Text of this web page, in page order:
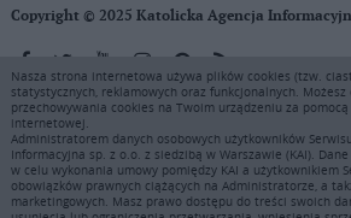
Copyright © 2025 Katolicka Agencja
KAI zastrzega wszelkie prawa do serwisu.
i drukować fragmenty zawartości serwisu
wyłącznie do użytku osobistego. Publikacja,
zawartości niniejszego serwisu lub jej
podobne metody), są bez uprzedniej
stanowią naruszenie ustaw o prawie
Nasza strona internetowa używa plików cookies (tzw.
statystycznych, reklamowych oraz funkcjonalnych.
przechowywania cookies na Twoim urządzeniu za
internetowej.
Administratorem danych osobowych użytkowników
Informacyjna sp. z o.o. z siedzibą w Warszawie (KAI).
w celu wykonania umowy pomiędzy KAI a użytkownikiem
obowiązków prawnych ciążących na Administratorze, a
marketingowych. Masz prawo dostępu do treści swoich